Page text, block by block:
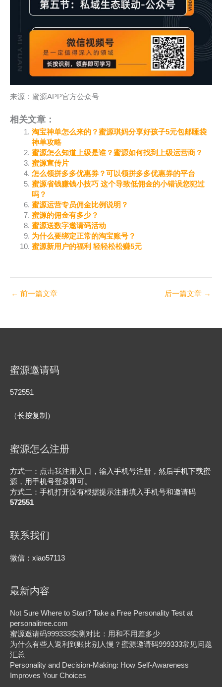
来源：蜜源APP官方公众号
相关文章：
淘宝神单怎么来的？蜜源琪妈分享好孩子5元包邮睡袋
神单攻略
蜜源怎么知道上级是谁？蜜源如何找到上级运营商？
蜜源宣传片
怎么领拼多多优惠券？可以领拼多多优惠券的平台
蜜源省钱赚钱小技巧 这个导致低佣金的小错误您犯过
吗？
蜜源运营专员佣金比例说明？
蜜源的佣金有多少？
蜜源送数字邀请码活动
为什么要绑定正常的淘宝账号？
蜜源新用户的福利 轻轻松松赚5元
← 前一篇文章 后一篇文章 →
蜜源邀请码
572551
（长按复制）
蜜源怎么注册
方式一： 点击我注册入口 ，输入手机号注册，然后手机下载蜜
源，用手机号登录即可。
方式二：手机打开没有根据提示注册填入手机号和邀请码
572551
联系我们
微信：xiao57113
最新内容
Not Sure Where to Start? Take a Free Personality Test at
personalitree.com
蜜源邀请码999333实测对比：用和不用差多少
为什么有些人返利到账比别人慢？蜜源邀请码999333常见问题
汇总
Personality and Decision-Making: How Self-Awareness
Improves Your Choices